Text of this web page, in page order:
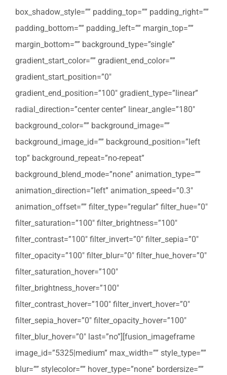
box_shadow_style=”” padding_top=”” padding_right=””
padding_bottom=”” padding_left=”” margin_top=””
margin_bottom=”” background_type=”single”
gradient_start_color=”” gradient_end_color=””
gradient_start_position=”0″
gradient_end_position=”100″ gradient_type=”linear”
radial_direction=”center center” linear_angle=”180″
background_color=”” background_image=””
background_image_id=”” background_position=”left
top” background_repeat=”no-repeat”
background_blend_mode=”none” animation_type=””
animation_direction=”left” animation_speed=”0.3″
animation_offset=”” filter_type=”regular” filter_hue=”0″
filter_saturation=”100″ filter_brightness=”100″
filter_contrast=”100″ filter_invert=”0″ filter_sepia=”0″
filter_opacity=”100″ filter_blur=”0″ filter_hue_hover=”0″
filter_saturation_hover=”100″
filter_brightness_hover=”100″
filter_contrast_hover=”100″ filter_invert_hover=”0″
filter_sepia_hover=”0″ filter_opacity_hover=”100″
filter_blur_hover=”0″ last=”no”][fusion_imageframe
image_id=”5325|medium” max_width=”” style_type=””
blur=”” stylecolor=”” hover_type=”none” bordersize=””